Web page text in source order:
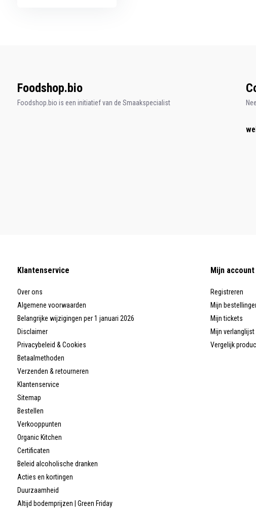
Foodshop.bio
Foodshop.bio is een initiatief van de Smaakspecialist
Klantenservice
Over ons
Algemene voorwaarden
Belangrijke wijzigingen per 1 januari 2026
Disclaimer
Privacybeleid & Cookies
Betaalmethoden
Verzenden & retourneren
Klantenservice
Sitemap
Bestellen
Verkooppunten
Organic Kitchen
Certificaten
Beleid alcoholische dranken
Acties en kortingen
Duurzaamheid
Altijd bodemprijzen | Green Friday
Mijn account
Registreren
Mijn
Mijn tickets
Mijn verlanglijst
Vergelijk